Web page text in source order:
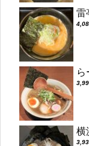
雷
ら
横